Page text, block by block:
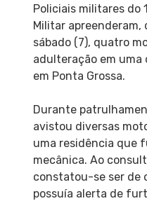
Policiais militares do
Militar
sábado (7), quatro
adulteração em uma
em Ponta Grossa.
Durante
avistou diversas
uma residência que
mecânica. Ao
constatou-se ser de
possuía alerta de